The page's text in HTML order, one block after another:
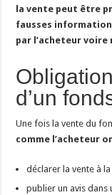
la vente peut être
fausses
par l’acheteur voire
d’un
Une fois la vente du
comme l’acheteur
déclarer la vente à
publier un avis dans